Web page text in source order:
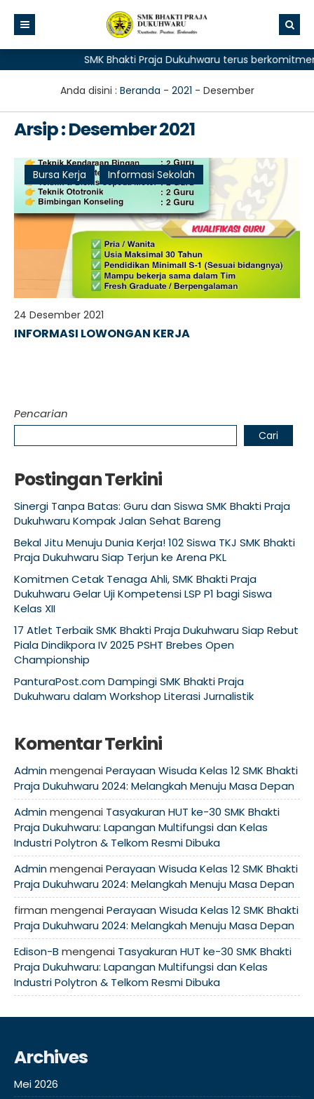
SMK Bhakti Praja Dukuhwaru terus
Anda disini : Beranda - 2021 - Desember
Arsip : Desember 2021
Bursa Kerja Informasi Sekolah
24 Desember 2021
INFORMASI LOWONGAN KERJA
Pencarian
Cari
Postingan Terkini
Sinergi Tanpa Batas: Guru dan Siswa SMK Bhakti Praja
Dukuhwaru Kompak Jalan Sehat Bareng
Bekal Jitu Menuju Dunia Kerja! 102 Siswa TKJ SMK Bhakti
Praja Dukuhwaru Siap Terjun ke Arena PKL
Komitmen Cetak Tenaga Ahli, SMK Bhakti Praja
Dukuhwaru Gelar Uji Kompetensi LSP P1 bagi Siswa
Kelas XII
17 Atlet Terbaik SMK Bhakti Praja Dukuhwaru Siap Rebut
Piala Dindikpora IV 2025 PSHT Brebes Open
Championship
PanturaPost.com Dampingi SMK Bhakti Praja
Dukuhwaru dalam Workshop Literasi Jurnalistik
Komentar Terkini
Adminmengenai Perayaan Wisuda Kelas 12 SMK Bhakti
Praja Dukuhwaru 2024: Melangkah Menuju Masa Depan
Adminmengenai Tasyakuran HUT ke-30 SMK Bhakti
Praja Dukuhwaru: Lapangan Multifungsi dan Kelas
Industri Polytron & Telkom Resmi Dibuka
Adminmengenai Perayaan Wisuda Kelas 12 SMK Bhakti
Praja Dukuhwaru 2024: Melangkah Menuju Masa Depan
firman mengenai Perayaan Wisuda Kelas 12 SMK Bhakti
Praja Dukuhwaru 2024: Melangkah Menuju Masa Depan
Edison-B mengenai Tasyakuran HUT ke-30 SMK Bhakti
Praja Dukuhwaru: Lapangan Multifungsi dan Kelas
Industri Polytron & Telkom Resmi Dibuka
Archives
Mei 2026